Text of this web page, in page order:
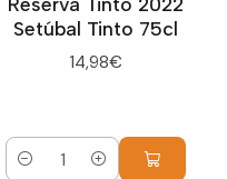
Setúbal Tinto 75cl
14,98€
Cantidad